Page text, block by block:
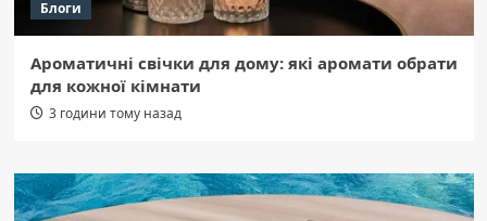
Блоги
Ароматичні свічки для дому: які аромати обрати
для кожної кімнати
3 години тому назад